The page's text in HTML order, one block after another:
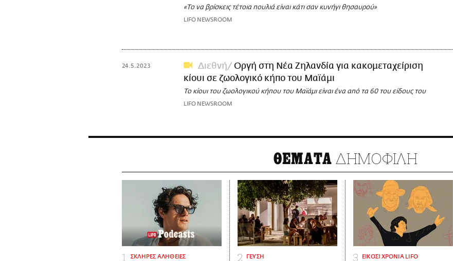
«Το να βρίσκεις τέτοια πουλιά είναι κάτι σαν κυνήγι θησαυρού»
LIFO NEWSROOM
24.5.2023 Διεθνή
Οργή στη Νέα Ζηλανδία για κακομεταχείριση
κίουι σε ζωολογικό κήπο του Μαϊάμι
Το κίουι του ζωολογικού κήπου του Μαϊάμι είναι ένα από τα 60 του είδους του
LIFO NEWSROOM
ΘΕΜΑΤΑ ΔΗΜΟΦΙΛΗ
ΣΚΛΗΡΕΣ ΑΛΗΘΕΙΕΣ ΓΕΥΣΗ ΕΙΚΟΣΙ ΧΡΟΝΙΑ LIFO